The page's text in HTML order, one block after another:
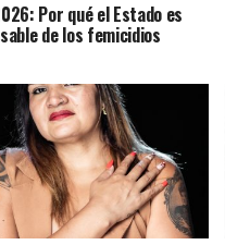
Por qué el Estado es
de los femicidios